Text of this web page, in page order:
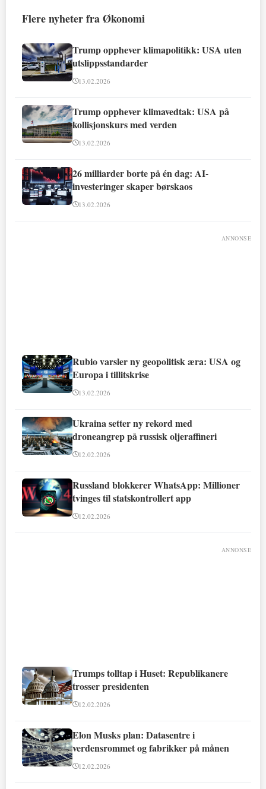
Flere nyheter fra Økonomi
Trump opphever klimapolitikk: USA uten
utslippsstandarder
13.02.2026
Trump opphever klimavedtak: USA på
kollisjonskurs med verden
13.02.2026
26 milliarder borte på én dag: AI-
investeringer skaper børskaos
13.02.2026
ANNONSE
Rubio varsler ny geopolitisk æra: USA og
Europa i tillitskrise
13.02.2026
Ukraina setter ny rekord med
droneangrep på russisk oljeraffineri
12.02.2026
Russland blokkerer WhatsApp: Millioner
tvinges til statskontrollert app
12.02.2026
ANNONSE
Trumps tolltap i Huset: Republikanere
trosser presidenten
12.02.2026
Elon Musks plan: Datasentre i
verdensrommet og fabrikker på månen
12.02.2026